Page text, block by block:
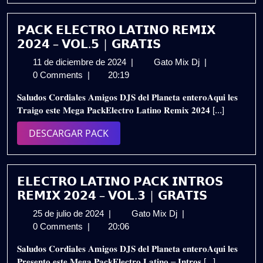
𝗚𝗥𝗔𝗧𝗨𝗜𝗧𝗔
𝗣𝗔𝗖𝗞 𝗘𝗟𝗘𝗖𝗧𝗥𝗢 𝗟𝗔𝗧𝗜𝗡𝗢 𝗥𝗘𝗠𝗜𝗫
𝟮𝟬𝟮𝟰 – 𝗩𝗢𝗟.𝟱 | 𝗚𝗥𝗔𝗧𝗜𝗦
11 de diciembre de 2024 11
de
de
2024
Gato Mix Dj 𝗣𝗔𝗖𝗞
𝗥𝗘𝗠𝗜𝗫
𝟮𝟬𝟮𝟰
|
𝗚𝗥𝗔𝗧𝗜𝗦
0 Comments
20:19
𝐒𝐚𝐥𝐮𝐝𝐨𝐬 𝐂𝐨𝐫𝐝𝐢𝐚𝐥𝐞𝐬 𝐀𝐦𝐢𝐠𝐨𝐬 𝐃𝐉𝐒 𝐝𝐞𝐥 𝐏𝐥𝐚𝐧𝐞𝐭𝐚 𝐞𝐧𝐭𝐞𝐫𝐨𝐀𝐪𝐮𝐢 𝐥𝐞𝐬
𝐓𝐫𝐚𝐢𝐠𝐨 𝐞𝐬𝐭𝐞 𝐌𝐞𝐠𝐚 𝐏𝐚𝐜𝐤𝐄𝐥𝐞𝐜𝐭𝐫𝐨 𝐋𝐚𝐭𝐢𝐧𝐨 𝐑𝐞𝐦𝐢𝐱 𝟐𝟎𝟐𝟒 [...]
DESCARGAR PACKDESCARGAR
PACK
𝗘𝗟𝗘𝗖𝗧𝗥𝗢 𝗟𝗔𝗧𝗜𝗡𝗢 𝗣𝗔𝗖𝗞 𝗜𝗡𝗧𝗥𝗢𝗦
𝗥𝗘𝗠𝗜𝗫 𝟮𝟬𝟮𝟰 – 𝗩𝗢𝗟.𝟯 | 𝗚𝗥𝗔𝗧𝗜𝗦
25 de julio de 2024 25
de
de
Gato Mix Dj 𝗘𝗟𝗘𝗖𝗧𝗥𝗢
𝗜𝗡𝗧𝗥𝗢𝗦
0 Comments
20:06
𝐒𝐚𝐥𝐮𝐝𝐨𝐬 𝐂𝐨𝐫𝐝𝐢𝐚𝐥𝐞𝐬 𝐀𝐦𝐢𝐠𝐨𝐬 𝐃𝐉𝐒 𝐝𝐞𝐥 𝐏𝐥𝐚𝐧𝐞𝐭𝐚 𝐞𝐧𝐭𝐞𝐫𝐨𝐀𝐪𝐮𝐢 𝐥𝐞𝐬